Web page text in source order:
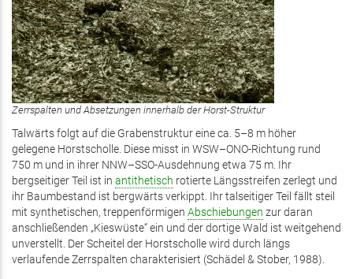
Zerrspalten und Absetzungen innerhalb der Horst-Struktur
Talwärts folgt auf die Grabenstruktur eine ca. 5–8 m höher
gelegene Horstscholle. Diese misst in WSW–ONO-Richtung rund
750 m und in ihrer NNW–SSO-Ausdehnung etwa 75 m. Ihr
bergseitiger Teil ist in antithetisch rotierte Längsstreifen zerlegt und
ihr Baumbestand ist bergwärts verkippt. Ihr talseitiger Teil fällt steil
mit synthetischen, treppenförmigen Abschiebungen zur daran
anschließenden „Kieswüste“ ein und der dortige Wald ist weitgehend
unverstellt. Der Scheitel der Horstscholle wird durch längs
verlaufende Zerrspalten charakterisiert (Schädel & Stober, 1988).